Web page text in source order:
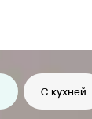
С кухней